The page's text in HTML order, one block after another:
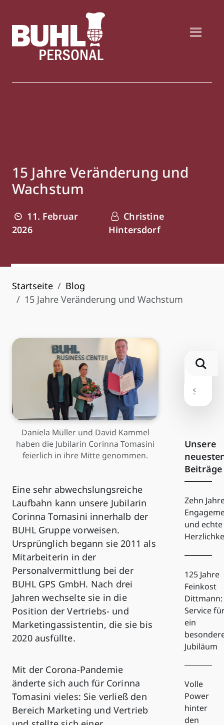
15 Jahre Veränderung und
Wachstum
11. Februar
2026
Christine
Hintersdorf
Startseite
Blog
15 Jahre Veränderung und Wachstum
Daniela Müller und David Kammel
haben die Jubilarin Corinna Tomasini
feierlich in ihre Mitte genommen.
Eine sehr abwechslungsreiche
Laufbahn kann unsere Jubilarin
Corinna Tomasini innerhalb der
BUHL Gruppe vorweisen.
Ursprünglich begann sie 2011 als
Mitarbeiterin in der
Personalvermittlung bei der
BUHL GPS GmbH. Nach drei
Jahren wechselte sie in die
Position der Vertriebs- und
Marketingassistentin, die sie bis
2020 ausfüllte.
Mit der Corona-Pandemie
änderte sich auch für Corinna
Tomasini vieles: Sie verließ den
Bereich Marketing und Vertrieb
Unsere
Beiträge
Zehn
und echte
125 Jahre
Feinkost
Dittmann:
Service
ein
Jubiläum
Volle
Power
hinter
den